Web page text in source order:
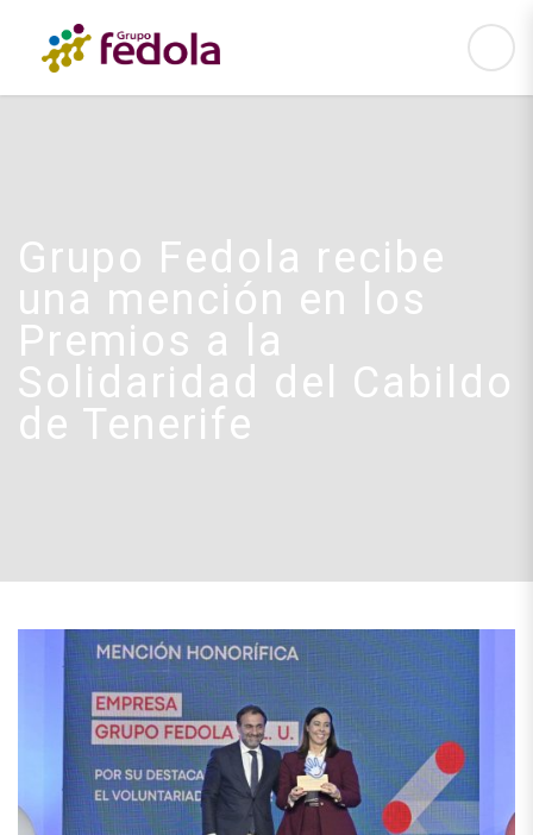
Grupo Fedola recibe
una mención en los
Premios a la
Solidaridad del Cabildo
de Tenerife